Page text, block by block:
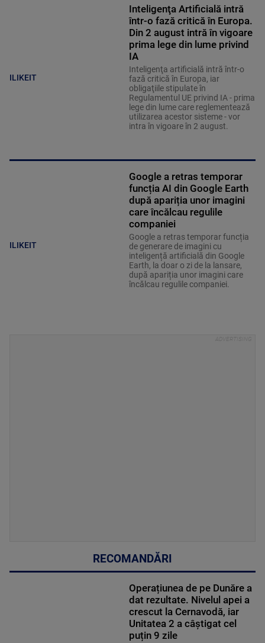
ILIKEIT
Inteligenţa Artificială intră
într-o fază critică în Europa.
Din 2 august intră în vigoare
prima lege din lume privind
IA
Inteligenţa artificială intră într-o
fază critică în Europa, iar
obligaţiile stipulate în
Regulamentul UE privind IA - prima
lege din lume care reglementează
utilizarea acestor sisteme - vor
intra în vigoare în 2 august.
ILIKEIT
Google a retras temporar
funcția AI din Google Earth
după apariția unor imagini
care încălcau regulile
companiei
Google a retras temporar funcția
de generare de imagini cu
inteligență artificială din Google
Earth, la doar o zi de la lansare,
după apariția unor imagini care
încălcau regulile companiei.
RECOMANDĂRI
Operațiunea de pe Dunăre a
dat rezultate. Nivelul apei a
crescut la Cernavodă, iar
Unitatea 2 a câștigat cel
puțin 9 zile